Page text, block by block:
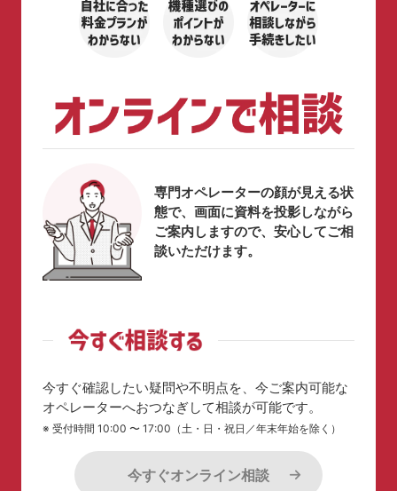
専門オペレーターの顔が見える状
態で、画面に資料を投影しながら
ご案内しますので、安心してご相
談いただけます。
今すぐ確認したい疑問や不明点を、今ご案内可能な
オペレーターへおつなぎして相談が可能です。
※ 受付時間 10:00 〜 17:00（土・日・祝日／年末年始を除く）
今すぐオンライン相談